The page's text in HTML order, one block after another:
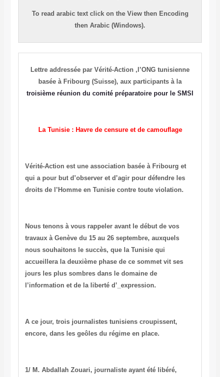
To read arabictext click on the Viewthen Encoding
thenArabic (Windows).
Lettre addressée parVérité-Action ,l’ONG tunisienne
basée à Fribourg (Suisse), aux participants à la
troisième réunion du comité préparatoire pour le SMSI
La Tunisie : Havre de censure et de camouflage
Vérité-Action est une association basée à Fribourg et
qui a pour but d’observer et d’agir pour défendre les
droits de l’Homme en Tunisie contre toute violation.
Nous tenons à vous rappeler avant le début de vos
travaux à Genève du 15 au 26 septembre, auxquels
nous souhaitons le succès, que la Tunisie qui
accueillera la deuxième phase de ce sommet vit ses
jours les plus sombres dans le domaine de
l’information et de la liberté d’_expression.
A ce jour, trois journalistes tunisiens croupissent,
encore, dans les geôles du régime en place.
1/ M. Abdallah Zouari, journaliste ayant été libéré,